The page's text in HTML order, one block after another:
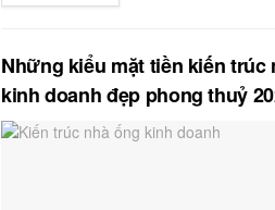
Những kiểu mặt tiền kiến trúc
kinh doanh đẹp phong thuỷ